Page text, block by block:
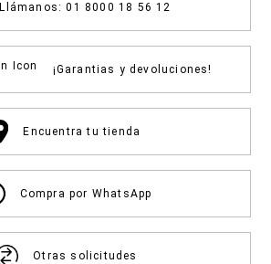
Llámanos: 01 8000 18 56 12
¡Garantias y devoluciones!
Encuentra tu tienda
Compra por WhatsApp
Otras solicitudes